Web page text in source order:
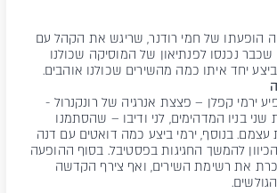
הופעתו של חמי רודנר, שריגש את הקהל עם
נכנסו לפנתיאון של המוסיקה שכולנו
יחד איתו כמה מהשירים שכולנו אוהבים.
ירמי קפלן – פצצת אנרגיה של רונקנרול -
בניו המדהימים, לני ודיבו – שהסתמנו
עצמם. בנוסף, ירמי ביצע כמה דואטים עם דנה
להמשך החגיגות בפסטיבל. בסוף ההופעה
את רשימת השירים, ואף צירף הקדשה